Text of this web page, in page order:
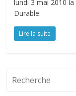
lundi 3 mai 2010
Durable.
Lire la suite